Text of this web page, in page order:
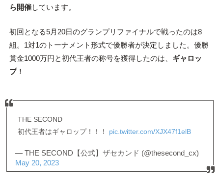
ら開催しています。
初回となる5月20日のグランプリファイナルで戦ったのは8
組。1対1のトーナメント形式で優勝者が決定しました。優勝
賞金1000万円と初代王者の称号を獲得したのは、 ギャロッ
プ！
THE SECOND
初代王者はギャロップ！！！ pic.twitter.com/XJX47f1elB
— THE SECOND【公式】ザセカンド (@thesecond_cx)
May 20, 2023